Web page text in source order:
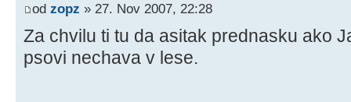
od zopz » 27. Nov 2007, 22:28
Za chvilu ti tu da asitak prednasku ako
psovi nechava v lese.